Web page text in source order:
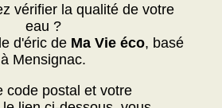
vérifier la qualité de votre
eau ?
d'éric de Ma Vie éco, basé
à Mensignac.
code postal et votre